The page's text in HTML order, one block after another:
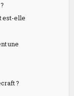
est-elle
une
?